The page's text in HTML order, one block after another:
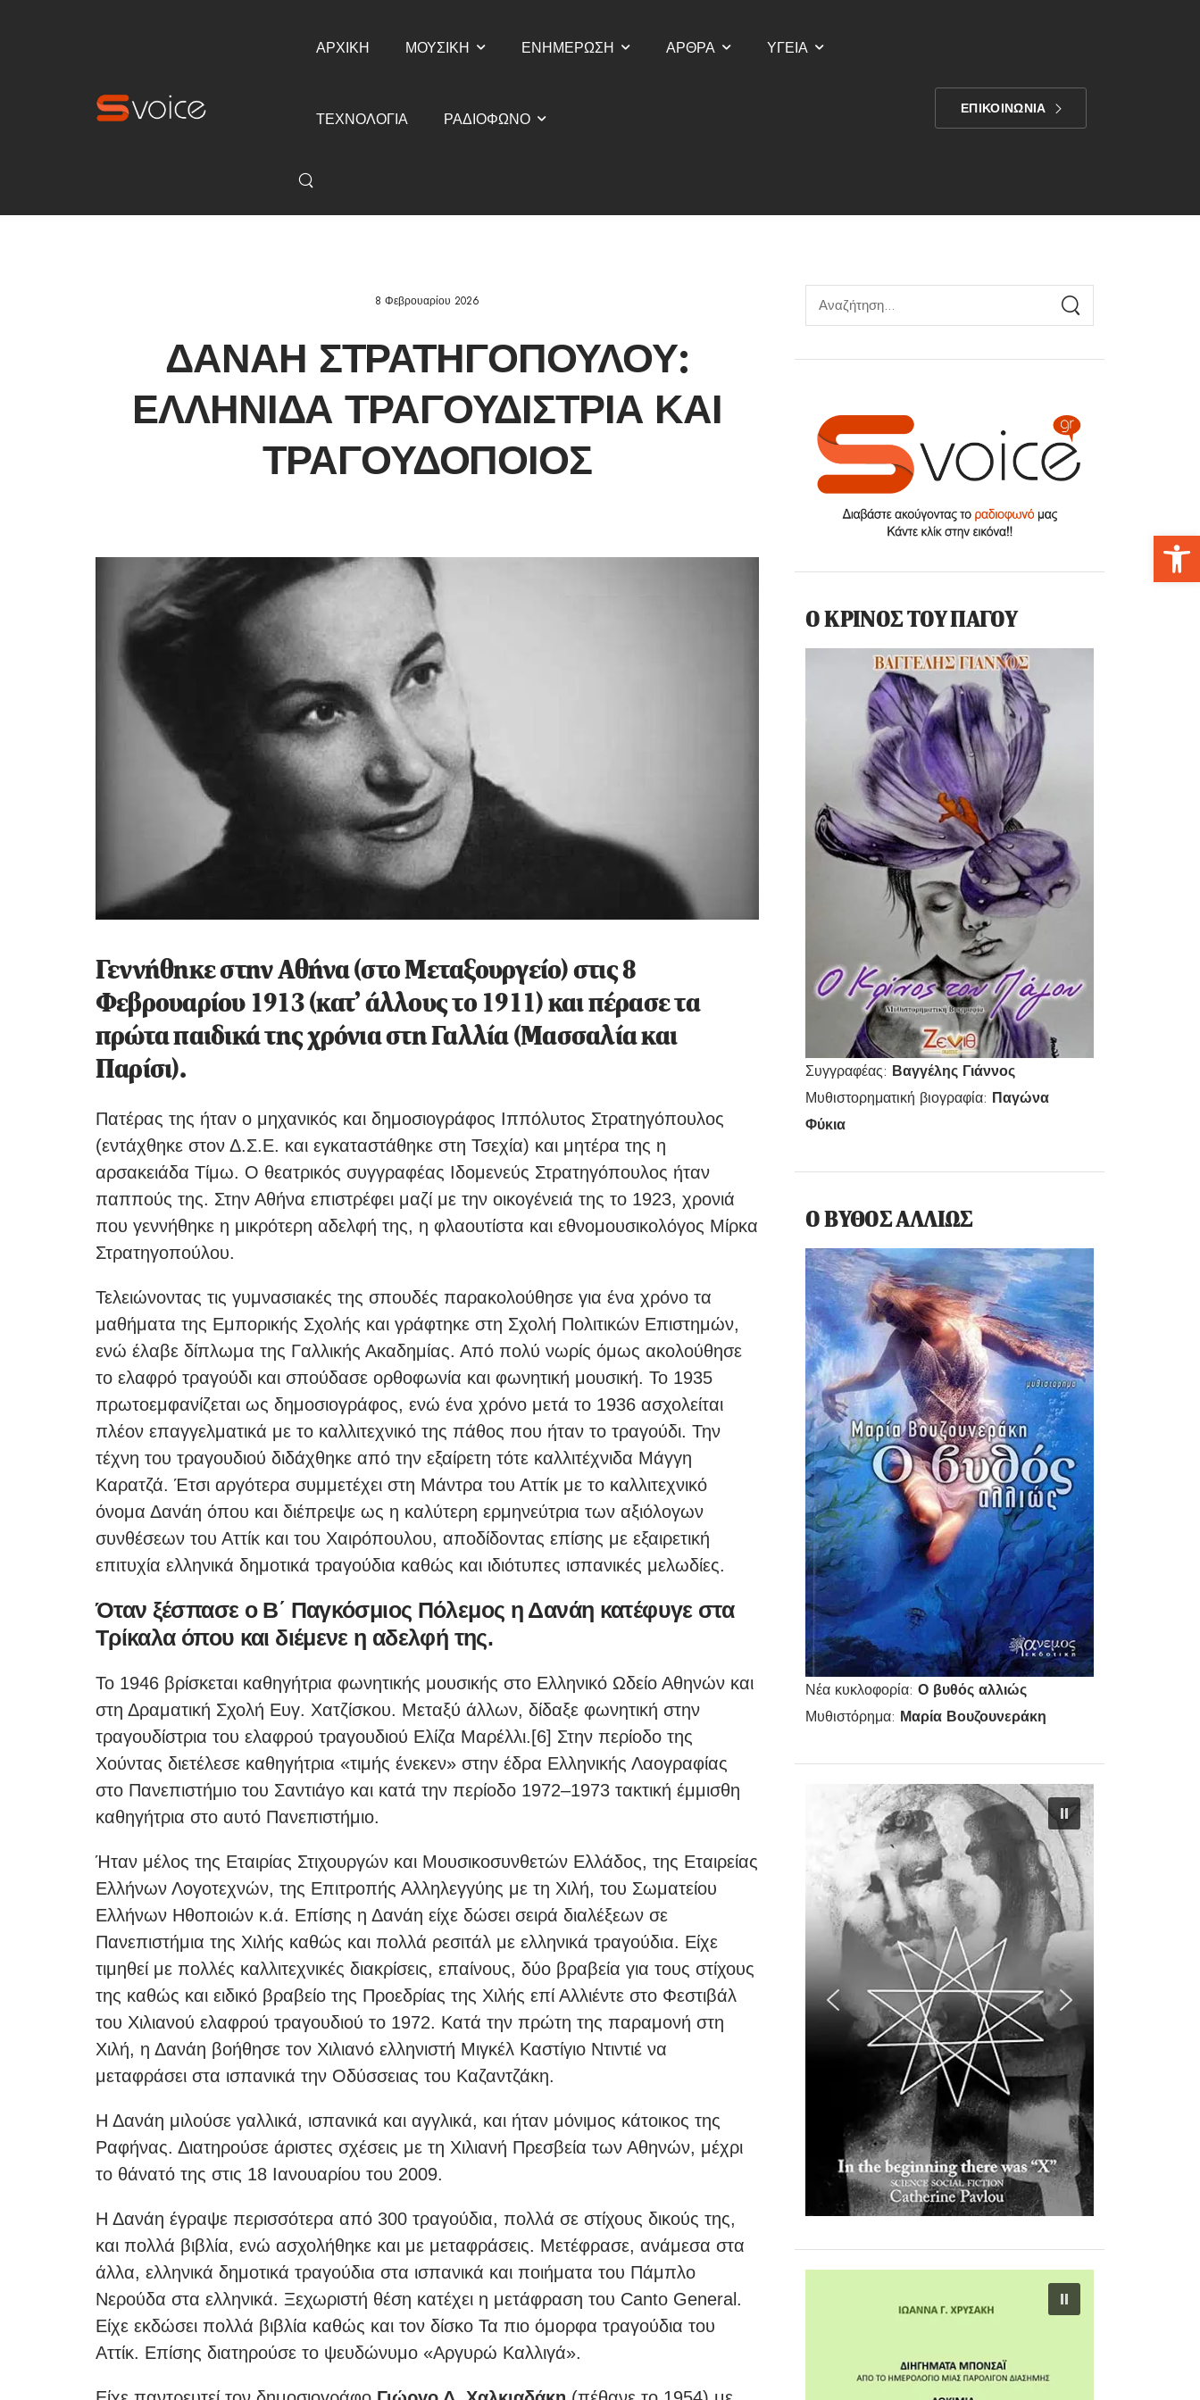
ΑΡΧΙΚΗ ΜΟΥΣΙΚΗ ΕΝΗΜΕΡΩΣΗ ΑΡΘΡΑ ΥΓΕΙΑ
ΤΕΧΝΟΛΟΓΙΑ ΡΑΔΙΟΦΩΝΟ
ΕΠΙΚΟΙΝΩΝΙΑ
Ο ΚΡΙΝΟΣ ΤΟΥ ΠΑΓΟΥ
Συγγραφέας: Βαγγέλης Γιάννος
Μυθιστορηματική βιογραφία: Παγώνα
Φύκια
Ο ΒΥΘΟΣ ΑΛΛΙΩΣ
Νέα κυκλοφορία:Ο βυθός αλλιώς
Μυθιστόρημα: Μαρία Βουζουνεράκη
8 Φεβρουαρίου 2026
ΔΑΝΆΗ ΣΤΡΑΤΗΓΟΠΟΎΛΟΥ:
ΕΛΛΗΝΊΔΑ ΤΡΑΓΟΥΔΊΣΤΡΙΑ ΚΑΙ
ΤΡΑΓΟΥΔΟΠΟΙΌΣ
Γεννήθηκε στην Αθήνα (στο Μεταξουργείο) στις 8
Φεβρουαρίου 1913 (κατ’ άλλους το 1911) και πέρασε τα
πρώτα παιδικά της χρόνια στη Γαλλία (Μασσαλία και
Παρίσι).
Πατέρας της ήταν ο μηχανικός και δημοσιογράφος Ιππόλυτος Στρατηγόπουλος
(εντάχθηκε στον Δ.Σ.Ε. και εγκαταστάθηκε στη Τσεχία) και μητέρα της η
αρσακειάδα Τίμω. Ο θεατρικός συγγραφέας Ιδομενεύς Στρατηγόπουλος ήταν
παππούς της. Στην Αθήνα επιστρέφει μαζί με την οικογένειά της το 1923, χρονιά
που γεννήθηκε η μικρότερη αδελφή της, η φλαουτίστα και εθνομουσικολόγος Μίρκα
Στρατηγοπούλου.
Τελειώνοντας τις γυμνασιακές της σπουδές παρακολούθησε για ένα χρόνο τα
μαθήματα της Εμπορικής Σχολής και γράφτηκε στη Σχολή Πολιτικών Επιστημών,
ενώ έλαβε δίπλωμα της Γαλλικής Ακαδημίας. Από πολύ νωρίς όμως ακολούθησε
το ελαφρό τραγούδι και σπούδασε ορθοφωνία και φωνητική μουσική. Το 1935
πρωτοεμφανίζεται ως δημοσιογράφος, ενώ ένα χρόνο μετά το 1936 ασχολείται
πλέον επαγγελματικά με το καλλιτεχνικό της πάθος που ήταν το τραγούδι. Την
τέχνη του τραγουδιού διδάχθηκε από την εξαίρετη τότε καλλιτέχνιδα Μάγγη
Καρατζά. Έτσι αργότερα συμμετέχει στη Μάντρα του Αττίκ με το καλλιτεχνικό
όνομα Δανάη όπου και διέπρεψε ως η καλύτερη ερμηνεύτρια των αξιόλογων
συνθέσεων του Αττίκ και του Χαιρόπουλου, αποδίδοντας επίσης με εξαιρετική
επιτυχία ελληνικά δημοτικά τραγούδια καθώς και ιδιότυπες ισπανικές μελωδίες.
Όταν ξέσπασε ο Β΄ Παγκόσμιος Πόλεμος η Δανάη κατέφυγε στα
Τρίκαλα όπου και διέμενε η αδελφή της.
Το 1946 βρίσκεται καθηγήτρια φωνητικής μουσικής στο Ελληνικό Ωδείο Αθηνών και
στη Δραματική Σχολή Ευγ. Χατζίσκου. Μεταξύ άλλων, δίδαξε φωνητική στην
τραγουδίστρια του ελαφρού τραγουδιού Ελίζα Μαρέλλι.[6] Στην περίοδο της
Χούντας διετέλεσε καθηγήτρια «τιμής ένεκεν» στην έδρα Ελληνικής Λαογραφίας
στο Πανεπιστήμιο του Σαντιάγο και κατά την περίοδο 1972–1973 τακτική έμμισθη
καθηγήτρια στο αυτό Πανεπιστήμιο.
Ήταν μέλος της Εταιρίας Στιχουργών και Μουσικοσυνθετών Ελλάδος, της Εταιρείας
Ελλήνων Λογοτεχνών, της Επιτροπής Αλληλεγγύης με τη Χιλή, του Σωματείου
Ελλήνων Ηθοποιών κ.ά. Επίσης η Δανάη είχε δώσει σειρά διαλέξεων σε
Πανεπιστήμια της Χιλής καθώς και πολλά ρεσιτάλ με ελληνικά τραγούδια. Είχε
τιμηθεί με πολλές καλλιτεχνικές διακρίσεις, επαίνους, δύο βραβεία για τους στίχους
της καθώς και ειδικό βραβείο της Προεδρίας της Χιλής επί Αλλιέντε στο Φεστιβάλ
του Χιλιανού ελαφρού τραγουδιού το 1972. Κατά την πρώτη της παραμονή στη
Χιλή, η Δανάη βοήθησε τον Χιλιανό ελληνιστή Μιγκέλ Καστίγιο Ντιντιέ να
μεταφράσει στα ισπανικά την Οδύσσειας του Καζαντζάκη.
Η Δανάη μιλούσε γαλλικά, ισπανικά και αγγλικά, και ήταν μόνιμος κάτοικος της
Ραφήνας. Διατηρούσε άριστες σχέσεις με τη Χιλιανή Πρεσβεία των Αθηνών, μέχρι
το θάνατό της στις 18 Ιανουαρίου του 2009.
Η Δανάη έγραψε περισσότερα από 300 τραγούδια, πολλά σε στίχους δικούς της,
και πολλά βιβλία, ενώ ασχολήθηκε και με μεταφράσεις. Μετέφρασε, ανάμεσα στα
άλλα, ελληνικά δημοτικά τραγούδια στα ισπανικά και ποιήματα του Πάμπλο
Νερούδα στα ελληνικά. Ξεχωριστή θέση κατέχει η μετάφραση του Canto General.
Είχε εκδώσει πολλά βιβλία καθώς και τον δίσκο Τα πιο όμορφα τραγούδια του
Αττίκ. Επίσης διατηρούσε το ψευδώνυμο «Αργυρώ Καλλιγά».